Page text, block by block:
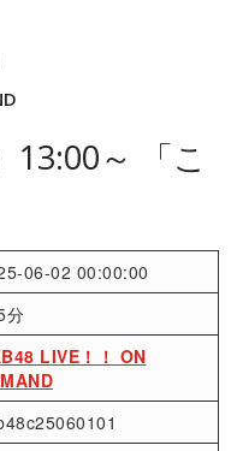
13:00～ 「こ
06-02 00:00:00
分
LIVE！！ ON